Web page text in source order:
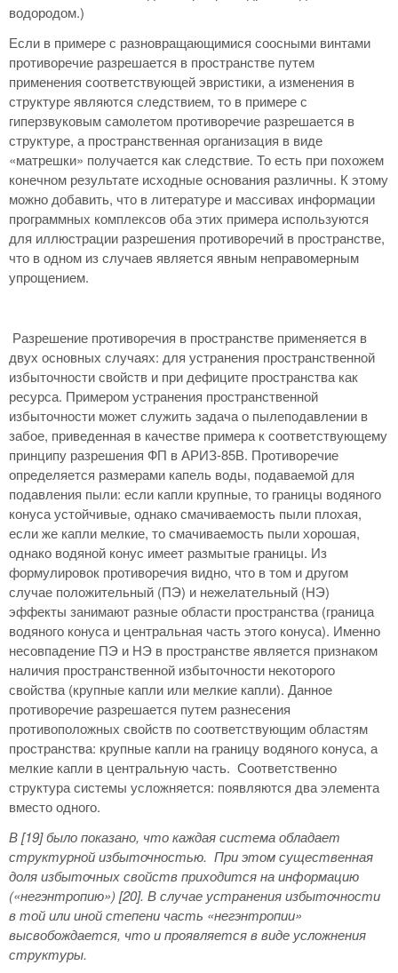
водородом.)
Если в примере с разновращающимися соосными винтами
противоречие разрешается в пространстве путем
применения соответствующей эвристики, а изменения в
структуре являются следствием, то в примере с
гиперзвуковым самолетом противоречие разрешается в
структуре, а пространственная организация в виде
«матрешки» получается как следствие. То есть при похожем
конечном результате исходные основания различны. К этому
можно добавить, что в литературе и массивах информации
программных комплексов оба этих примера используются
для иллюстрации разрешения противоречий в пространстве,
что в одном из случаев является явным неправомерным
упрощением.
Разрешение противоречия в пространстве применяется в
двух основных случаях: для устранения пространственной
избыточности свойств и при дефиците пространства как
ресурса. Примером устранения пространственной
избыточности может служить задача о пылеподавлении в
забое, приведенная в качестве примера к соответствующему
принципу разрешения ФП в АРИЗ-85В. Противоречие
определяется размерами капель воды, подаваемой для
подавления пыли: если капли крупные, то границы водяного
конуса устойчивые, однако смачиваемость пыли плохая,
если же капли мелкие, то смачиваемость пыли хорошая,
однако водяной конус имеет размытые границы. Из
формулировок противоречия видно, что в том и другом
случае положительный (ПЭ) и нежелательный (НЭ)
эффекты занимают разные области пространства (граница
водяного конуса и центральная часть этого конуса). Именно
несовпадение ПЭ и НЭ в пространстве является признаком
наличия пространственной избыточности некоторого
свойства (крупные капли или мелкие капли). Данное
противоречие разрешается путем разнесения
противоположных свойств по соответствующим областям
пространства: крупные капли на границу водяного конуса, а
мелкие капли в центральную часть. Соответственно
структура системы усложняется: появляются два элемента
вместо одного.
В [19] было показано, что каждая система обладает
структурной избыточностью. При этом существенная
доля избыточных свойств приходится на информацию
(«негэнтропию») [20]. В случае устранения избыточности
в той или иной степени часть «негэнтропии»
высвобождается, что и проявляется в виде усложнения
структуры.